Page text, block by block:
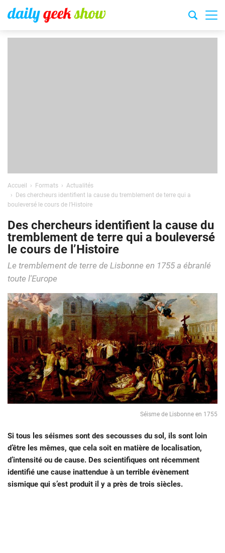
Accueil Formats
Actualités
Des chercheurs identifient la cause du tremblement de terre qui a
bouleversé le cours de l’Histoire
Des chercheurs identifient la cause du
tremblement de terre qui a bouleversé
le cours de l’Histoire
Le tremblement de terre de Lisbonne en 1755 a ébranlé
toute l'Europe
Séisme de Lisbonne en 1755
Si tous les séismes sont des secousses du sol, ils sont loin
d’être les mêmes, que cela soit en matière de localisation,
d’intensité ou de cause. Des scientifiques ont récemment
identifié une cause inattendue à un terrible évènement
sismique qui s’est produit il y a près de trois siècles.